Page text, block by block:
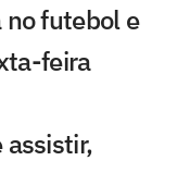
no futebol e
feira
assistir,